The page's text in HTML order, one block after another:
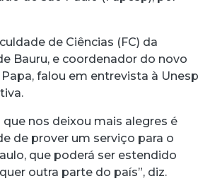
de Ciências (FC) da
Bauru, e coordenador do novo
Papa, falou em entrevista à Unesp
que nos deixou mais alegres é
de prover um serviço para o
que poderá ser estendido
outra parte do país”, diz.